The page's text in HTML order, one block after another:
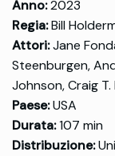
Anno:2023
Regia:Bill
Attori:Jane
Steenburgen,
Johnson, Craig
Paese:USA
Durata:107 min
Distribuzione: